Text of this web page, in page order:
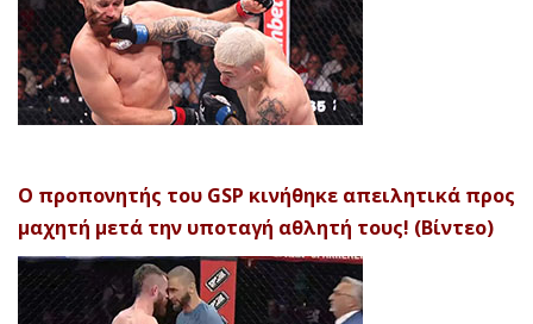
Ο προπονητής του GSP κινήθηκε απειλητικά προς
μαχητή μετά την υποταγή αθλητή τους! (Βίντεο)